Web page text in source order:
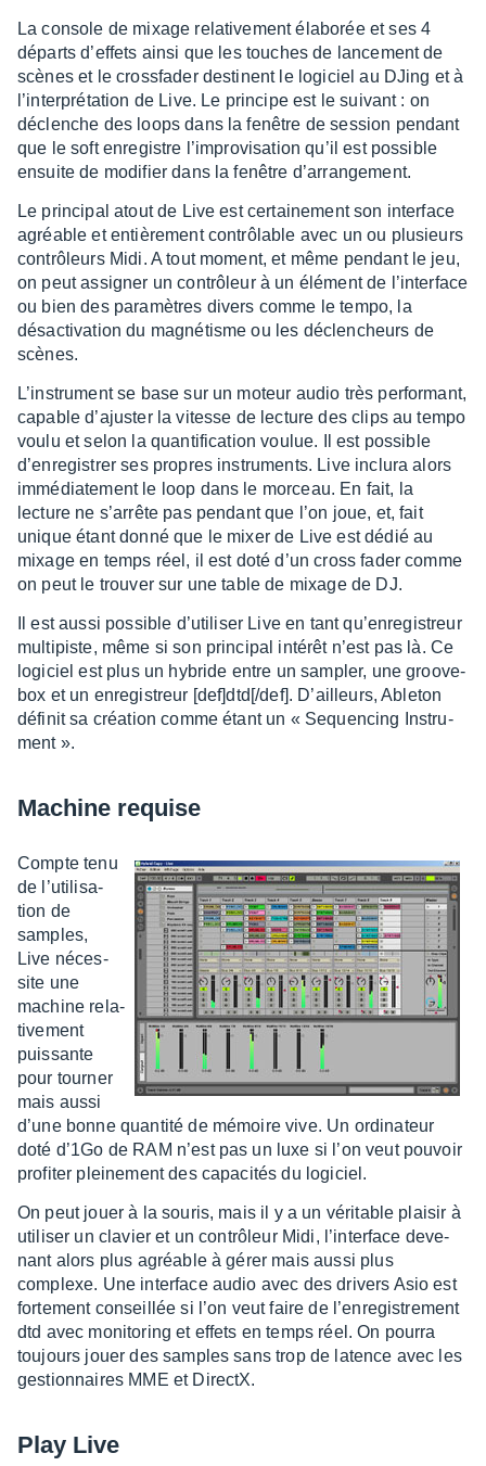
La console de mixage rela­ti­ve­ment élabo­rée et ses 4
départs d’ef­fets ainsi que les touches de lance­ment de
scènes et le cross­fa­der destinent le logi­ciel au DJing et à
l’in­ter­pré­ta­tion de Live. Le prin­cipe est le suivant : on
déclenche des loops dans la fenêtre de session pendant
que le soft enre­gistre l’im­pro­vi­sa­tion qu’il est possible
ensuite de modi­fier dans la fenêtre d’ar­ran­ge­ment.
Le prin­ci­pal atout de Live est certai­ne­ment son inter­face
agréable et entiè­re­ment contrô­lable avec un ou plusieurs
contrô­leurs Midi. A tout moment, et même pendant le jeu,
on peut assi­gner un contrô­leur à un élément de l’in­ter­face
ou bien des para­mètres divers comme le tempo, la
désac­ti­va­tion du magné­tisme ou les déclen­cheurs de
scènes.
L’ins­tru­ment se base sur un moteur audio très perfor­mant,
capable d’ajus­ter la vitesse de lecture des clips au tempo
voulu et selon la quan­ti­fi­ca­tion voulue. Il est possible
d’en­re­gis­trer ses propres instru­ments. Live inclura alors
immé­dia­te­ment le loop dans le morceau. En fait, la
lecture ne s’ar­rête pas pendant que l’on joue, et, fait
unique étant donné que le mixer de Live est dédié au
mixage en temps réel, il est doté d’un cross fader comme
on peut le trou­ver sur une table de mixage de DJ.
Il est aussi possible d’uti­li­ser Live en tant qu’en­re­gis­treur
multi­piste, même si son prin­ci­pal inté­rêt n’est pas là. Ce
logi­ciel est plus un hybride entre un sampler, une groo­ve­
box et un enre­gis­treur [def]dtd[/def]. D’ailleurs, Able­ton
défi­nit sa créa­tion comme étant un « Sequen­cing Instru­
ment ».
Machine requise
Compte tenu
de l’uti­li­sa­
tion de
samples,
Live néces­
site une
machine rela­
ti­ve­ment
puis­sante
pour tour­ner
mais aussi
d’une bonne quan­tité de mémoire vive. Un ordi­na­teur
doté d’1Go de RAM n’est pas un luxe si l’on veut pouvoir
profi­ter plei­ne­ment des capa­ci­tés du logi­ciel.
On peut jouer à la souris, mais il y a un véri­table plai­sir à
utili­ser un clavier et un contrô­leur Midi, l’in­ter­face deve­
nant alors plus agréable à gérer mais aussi plus
complexe. Une inter­face audio avec des drivers Asio est
forte­ment conseillée si l’on veut faire de l’en­re­gis­tre­ment
dtd avec moni­to­ring et effets en temps réel. On pourra
toujours jouer des samples sans trop de latence avec les
gestion­naires MME et DirectX.
Play Live